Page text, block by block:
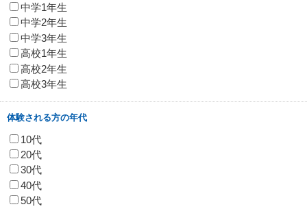
中学1年生
中学2年生
中学3年生
高校1年生
高校2年生
高校3年生
体験される方の年代
10代
20代
30代
40代
50代